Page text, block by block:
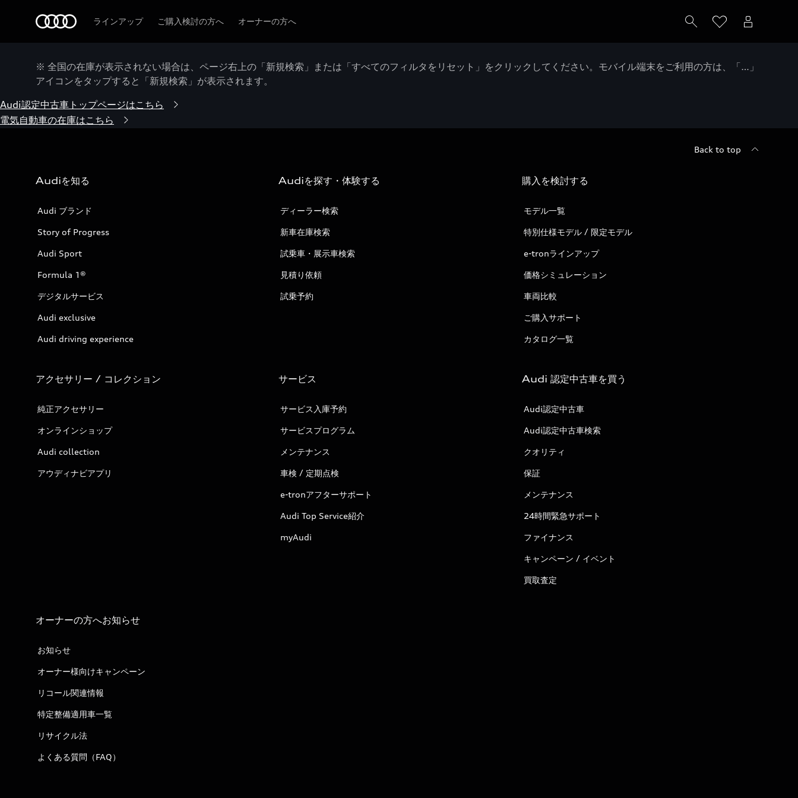
ラインアップ ご購入検討の方へ オーナーの方へ
※ 全国の在庫が表示されない場合は、ページ右上の「新規検索」または「すべてのフィルタをリセット」をクリックしてください。モバイル端末をご利用の方は、「…」
アイコンをタップすると「新規検索」が表示されます。
Audi認定中古車トップページはこちら
電気自動車の在庫はこちら
Back to top
Audiを知る
Audi ブランド
Story of Progress
Audi Sport
Formula 1®
デジタルサービス
Audi exclusive
Audi driving experience
Audiを探す・体験する
ディーラー検索
新車在庫検索
試乗車・展示車検索
見積り依頼
試乗予約
購入を検討する
モデル一覧
特別仕様モデル / 限定モデル
e-tronラインアップ
価格シミュレーション
車両比較
ご購入サポート
カタログ一覧
アクセサリー / コレクション
純正アクセサリー
オンラインショップ
Audi collection
アウディナビアプリ
サービス
サービス入庫予約
サービスプログラム
メンテナンス
車検 / 定期点検
e-tronアフターサポート
Audi Top Service紹介
myAudi
Audi 認定中古車を買う
Audi認定中古車
Audi認定中古車検索
クオリティ
保証
メンテナンス
24時間緊急サポート
ファイナンス
キャンペーン / イベント
買取査定
オーナーの方へお知らせ
お知らせ
オーナー様向けキャンペーン
リコール関連情報
特定整備適用車一覧
リサイクル法
よくある質問（FAQ）